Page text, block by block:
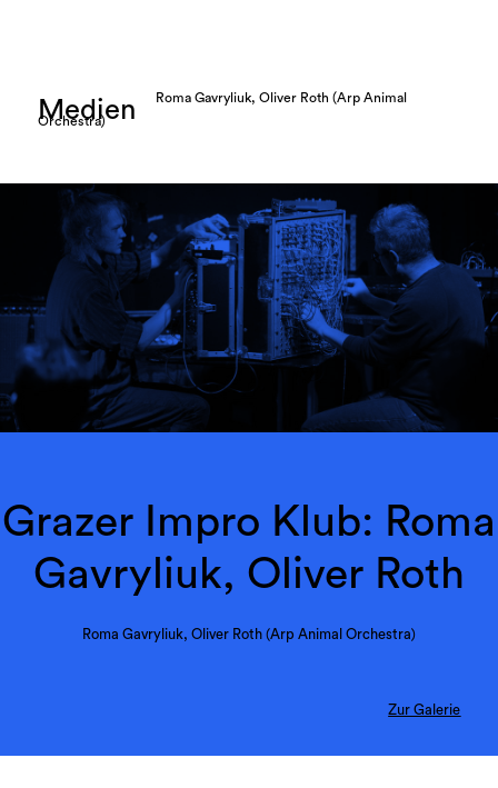
Medien
Roma Gavryliuk, Oliver Roth (Arp Animal
Orchestra)
Grazer Impro Klub: Roma
Gavryliuk, Oliver Roth
Roma Gavryliuk, Oliver Roth (Arp Animal Orchestra)
Zur Galerie